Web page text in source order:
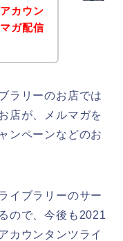
カウン
ガ配信
ラリーのお店では
店が、メルマガを
ンペーンなどのお
イブラリーのサー
ので、今後も2021
カウンタンツライ